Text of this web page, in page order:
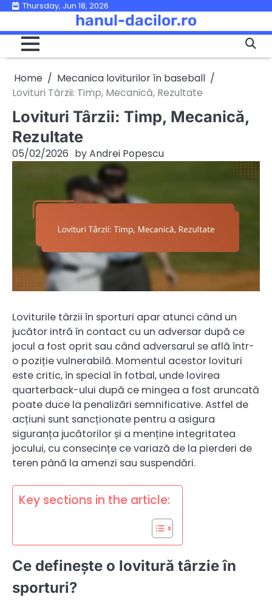
Skip
content
Thursday, Jun 18, 2026
hanul-dacilor.ro
Home
Mecanica loviturilor în baseball
Lovituri Târzii: Timp, Mecanică, Rezultate
Lovituri Târzii: Timp, Mecanică,
Rezultate
05/02/2026 byAndrei Popescu
Loviturile târzii în sporturi apar atunci când un
jucător intră în contact cu un adversar după ce
jocul a fost oprit sau când adversarul se află într-
o poziție vulnerabilă. Momentul acestor lovituri
este critic, în special în fotbal, unde lovirea
quarterback-ului după ce mingea a fost aruncată
poate duce la penalizări semnificative. Astfel de
acțiuni sunt sancționate pentru a asigura
siguranța jucătorilor și a menține integritatea
jocului, cu consecințe ce variază de la pierderi de
teren până la amenzi sau suspendări.
Key sections in the article:
Ce definește o lovitură târzie în
sporturi?